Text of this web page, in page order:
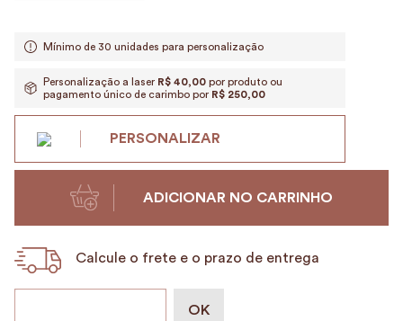
Mínimo de 30 unidades para personalização
Personalização a laser R$ 40,00 por produto ou
pagamento único de carimbo por R$ 250,00
PERSONALIZAR
ADICIONAR NO CARRINHO
Calcule o frete e o prazo de entrega